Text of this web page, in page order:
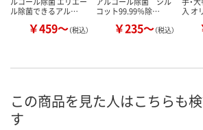
ル除菌できるアル…
￥459～（税込）
コット99.99％除…
￥235～（税込）
入 オ
この商品を見た人はこちらも
す